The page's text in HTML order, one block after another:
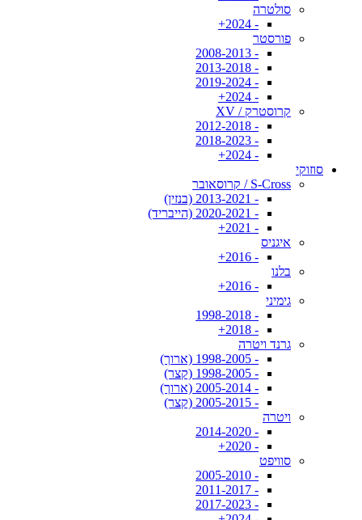
סולטרה
- 2024+
פורסטר
- 2008-2013
- 2013-2018
- 2019-2024
- 2024+
קרוסטרק / XV
- 2012-2018
- 2018-2023
- 2024+
סוזוקי
S-Cross / קרוסאובר
- 2013-2021 (בנזין)
- 2020-2021 (הייבריד)
- 2021+
איגניס
- 2016+
בלנו
- 2016+
גימיני
- 1998-2018
- 2018+
גרנד ויטרה
- 1998-2005 (ארוך)
- 1998-2005 (קצר)
- 2005-2014 (ארוך)
- 2005-2015 (קצר)
ויטרה
- 2014-2020
- 2020+
סוויפט
- 2005-2010
- 2011-2017
- 2017-2023